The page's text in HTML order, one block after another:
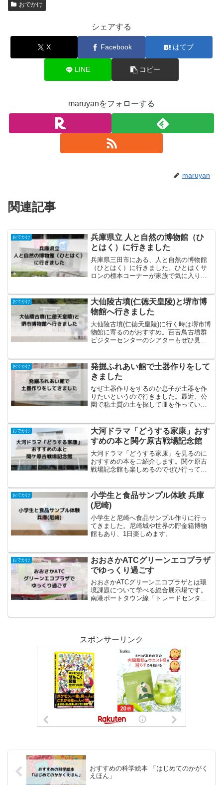
おでかけ
シェアする
X Facebook はてブ
LINE コピー
maruyanをフォローする
maruyan
関連記事
おでかけ
兵庫県立 人と自然の博物館（ひ
とはく）に行きました
兵庫県三田市にある、人と自然の博物館
（ひとはく）に行きました。ひとはくサ
ロンの標本コーナーが家族で気に入りま
おでかけ
大仙陵古墳(仁徳天皇陵)と堺市博
物館へ行きました
大仙陵古墳(仁徳天皇陵)に行く時は堺市博
物館に寄るのがおすすめ。百舌鳥古墳群
ビジターセンターのシアターもぜひ見て
おでかけ
発掘ふれあい館で土器作りをして
きました
なぜ土器作りをするのか息子が土器を作
りたいというので行きました。最近、公
園で粘土質の土を探して皿を作ってい
作りや勾玉作りなどを体験できる施設で
す。発掘されたものの展示も...
おでかけ
大河ドラマ「どうする家康」おす
すめの本と関ケ原古戦場記念館
大河ドラマ「どうする家康」を見るのに
おすすめの本をご紹介します。関ケ原古
戦場記念館も楽しめるのでぜひ行ってみ
おでかけ
小学生と食品サンプル体験 兵庫
(尼崎)
小学生と尼崎へ食品サンプル作りに行っ
てきました。尼崎城や世界の貯金箱博物
館もあり、1日楽しめます。
おでかけ
おおさかATCグリーンエコプラザ
でゆっくり過ごす
おおさかATCグリーンエコプラザとは環
境課題について学べる総合展示場です。
南港ポートタウン線「トレードセンター
スポンサーリンク
おすすめの科学絵本 「はじめてのかがく
えほん」